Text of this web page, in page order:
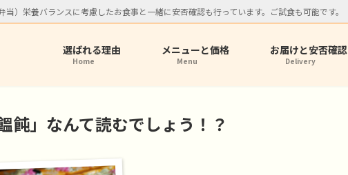
）栄養バランスに考慮したお食事と一緒に安否確認も行っています。ご試食も可能です。
選ばれる理由
Home
メニューと価格
Menu
お届けと安否確認
Delivery
饂飩」なんて読むでしょう！？